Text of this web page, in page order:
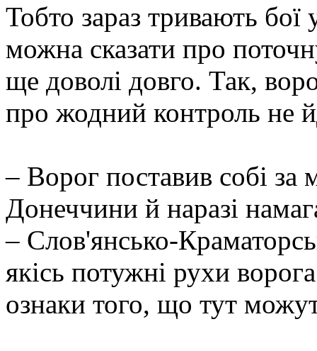
Тобто зараз тривають бої
можна сказати про
ще доволі довго. Так,
про жодний контроль не
– Ворог поставив собі за
Донеччини й наразі
– Слов'янсько-
якісь потужні рухи
ознаки того, що тут